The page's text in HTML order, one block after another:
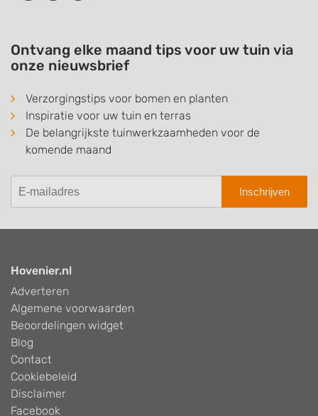
Ontvang elke maand tips voor uw tuin via
onze nieuwsbrief
Verzorgingstips voor bomen en planten
Inspiratie voor uw tuin en terras
De belangrijkste tuinwerkzaamheden voor de
komende maand
Inschrijven
Hovenier.nl
Adverteren
Algemene voorwaarden
Beoordelingen widget
Blog
Contact
Cookiebeleid
Disclaimer
Facebook